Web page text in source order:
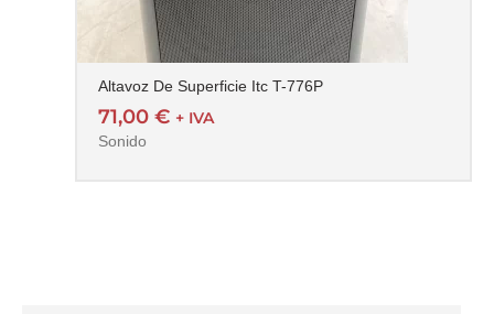
Altavoz De Superficie Itc T-776P
71,00€ + IVA
Sonido